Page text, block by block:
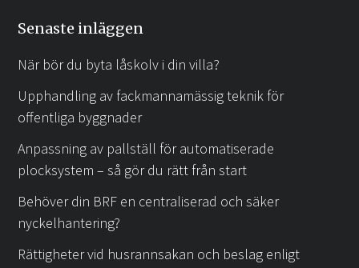
Senaste inläggen
När bör du byta låskolv i din villa?
Upphandling av fackmannamässig teknik för
offentliga byggnader
Anpassning av pallställ för automatiserade
plocksystem – så gör du rätt från start
Behöver din BRF en centraliserad och säker
nyckelhantering?
Rättigheter vid husrannsakan och beslag enligt